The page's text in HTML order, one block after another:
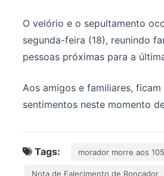
O velório e o sepultamento
segunda-feira (18), reunindo
pessoas próximas para a
Aos amigos e familiares,
sentimentos neste momento
Tags: morador morre aos
Nota de Falecimento de Roncador